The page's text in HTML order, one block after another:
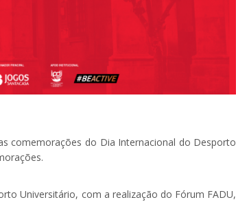
comemorações do Dia Internacional do Desporto
Universitário, com a realização do Fórum FADU,